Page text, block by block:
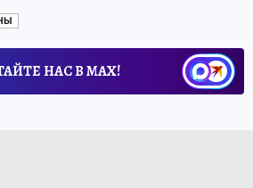
НАС В МАХ!